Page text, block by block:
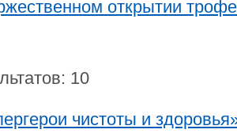
открытии
10
чистоты и